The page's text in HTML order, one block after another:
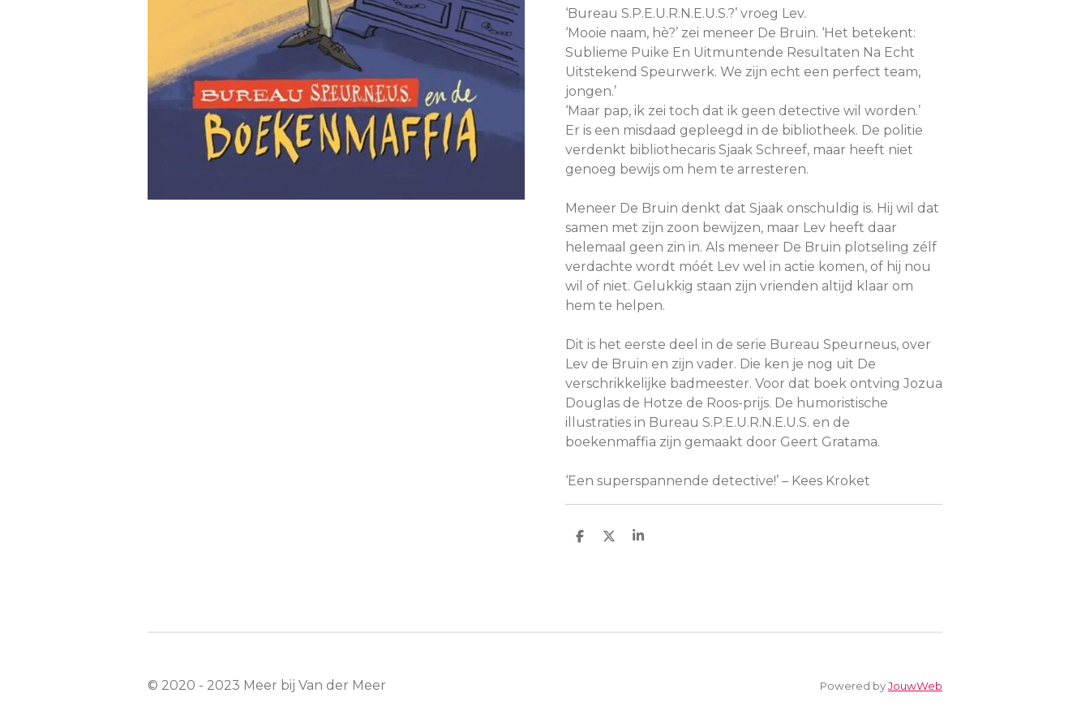
‘Bureau S.P.E.U.R.N.E.U.S.?’ vroeg Lev.
‘Mooie naam, hè?’ zei meneer De Bruin. ‘Het betekent:
Sublieme Puike En Uitmuntende Resultaten Na Echt
Uitstekend Speurwerk. We zijn echt een perfect team,
jongen.’
‘Maar pap, ik zei toch dat ik geen detective wil worden.’
Er is een misdaad gepleegd in de bibliotheek. De politie
verdenkt bibliothecaris Sjaak Schreef, maar heeft niet
genoeg bewijs om hem te arresteren.
Meneer De Bruin denkt dat Sjaak onschuldig is. Hij wil dat
samen met zijn zoon bewijzen, maar Lev heeft daar
helemaal geen zin in. Als meneer De Bruin plotseling zélf
verdachte wordt móét Lev wel in actie komen, of hij nou
wil of niet. Gelukkig staan zijn vrienden altijd klaar om
hem te helpen.
Dit is het eerste deel in de serie Bureau Speurneus, over
Lev de Bruin en zijn vader. Die ken je nog uit De
verschrikkelijke badmeester. Voor dat boek ontving Jozua
Douglas de Hotze de Roos-prijs. De humoristische
illustraties in Bureau S.P.E.U.R.N.E.U.S. en de
boekenmaffia zijn gemaakt door Geert Gratama.
‘Een superspannende detective!’ – Kees Kroket
D
D
S
© 2020 - 2023 Meer bij Van der Meer Powered byJouwWeb